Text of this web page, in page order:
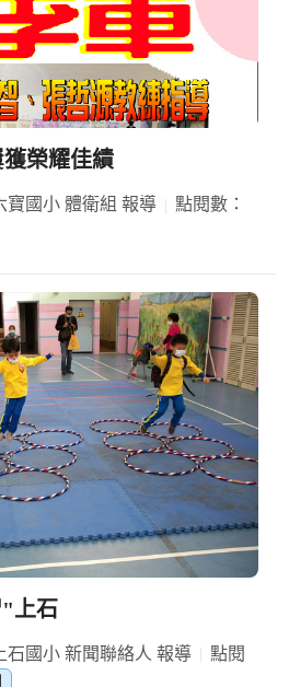
榮耀佳績
寶國小 體衛組 報導
點閱數：
上石
石國小 新聞聯絡人 報導
點閱